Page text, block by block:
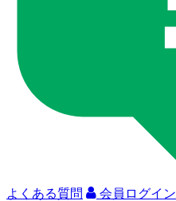
よくある質問 会員ログイン